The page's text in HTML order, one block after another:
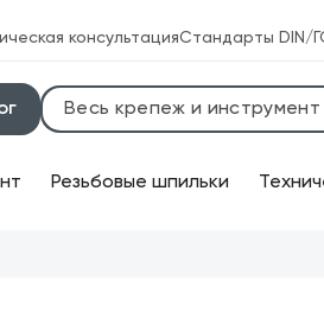
консультацияСтандарты DIN/
Резьбовые шпильки